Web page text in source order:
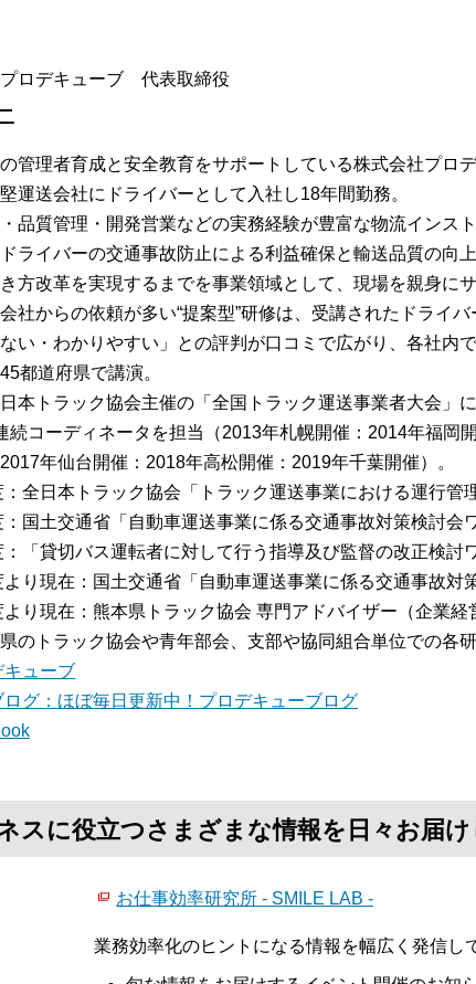
ロデキューブ 代表取締役
管理者育成と安全教育をサポートしている株式会社プロ
運送会社にドライバーとして入社し18年間勤務。
品質管理・開発営業などの実務経験が豊富な物流インスト
ライバーの交通事故防止による利益確保と輸送品質の向
方改革を実現するまでを事業領域として、現場を親身に
社からの依頼が多い“提案型”研修は、受講されたドライ
い・わかりやすい」との評判が口コミで広がり、各社内
都道府県で講演。
本トラック協会主催の「全国トラック運送事業者大会」
続コーディネータを担当（2013年札幌開催：2014年福岡
年仙台開催：2018年高松開催：2019年千葉開催）。
：全日本トラック協会「トラック運送事業における運行管
：国土交通省「自動車運送事業に係る交通事故対策検討会
：「貸切バス運転者に対して行う指導及び監督の改正検討
より現在：国土交通省「自動車運送事業に係る交通事故対
り現在：熊本県トラック協会 専門アドバイザー（企業経
のトラック協会や青年部会、支部や協同組合単位での各研
キューブ
ログ：ほぼ毎日更新中！プロデキューブログ
スに役立つさまざまな情報を日々お届け
お仕事効率研究所 - SMILE LAB -
業務効率化のヒントになる情報を幅広く発信し